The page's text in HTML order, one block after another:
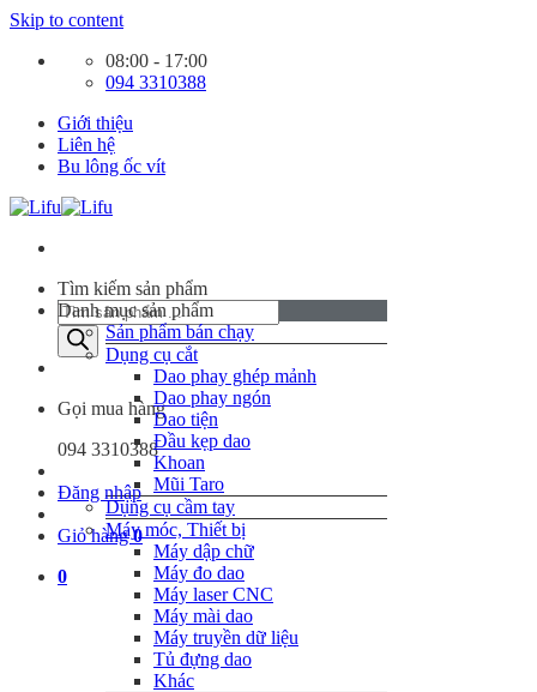
Skip to content
08:00 - 17:00
094 3310388
Giới thiệu
Liên hệ
Bu lông ốc vít
Tìm kiếm sản phẩm
Gọi mua hàng
094 3310388
Đăng nhập
Giỏ hàng0
0
Danh mục sản phẩm
Sản phẩm bán chạy
Dụng cụ cắt
Dao phay ghép mảnh
Dao phay ngón
Dao tiện
Đầu kẹp dao
Khoan
Mũi Taro
Dụng cụ cầm tay
Máy móc, Thiết bị
Máy dập chữ
Máy đo dao
Máy laser CNC
Máy mài dao
Máy truyền dữ liệu
Tủ đựng dao
Khác